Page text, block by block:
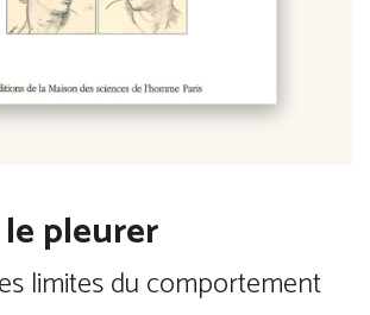
pleurer
limites du comportement